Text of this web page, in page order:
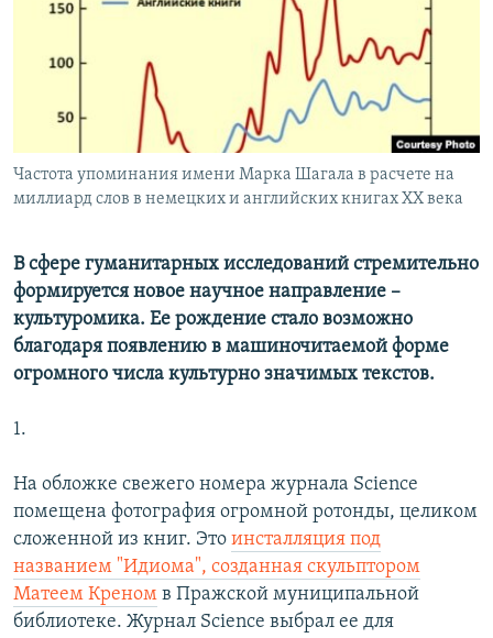
РАСПИСАНИЕ ВЕЩАНИЯ
ПОДПИШИТЕСЬ НА РАССЫЛКУ
СОЦИАЛЬНЫЕ СЕТИ
Все сайты РСЕ/РС
Частота упоминания имени Марка Шагала в расчете на
миллиард слов в немецких и английских книгах XX века
В сфере гуманитарных исследований стремительно
формируется новое научное направление –
культуромика. Ее рождение стало возможно
благодаря появлению в машиночитаемой форме
огромного числа культурно значимых текстов.
1.
На обложке свежего номера журнала Science
помещена фотография огромной ротонды, целиком
сложенной из книг. Это инсталляция под
названием "Идиома", созданная скульптором
Матеем Креном в Пражской муниципальной
библиотеке. Журнал Science выбрал ее для